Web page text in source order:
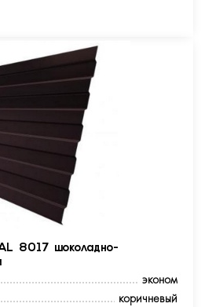
8017 шоколадно-
эконом
коричневый